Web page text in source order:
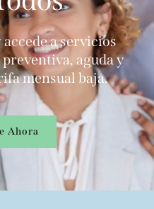
a servicios
aguda y
mensual baja.
Ahora